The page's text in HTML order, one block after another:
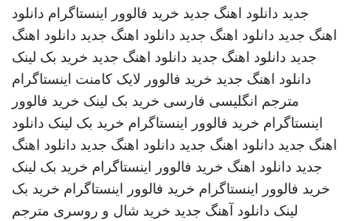
جدید دانلود اهنگ جدید خرید فالوور اینستاگرام دانلود
اهنگ جدید دانلود اهنگ جدید دانلود اهنگ جدید دانلود اهنگ
جدید دانلود اهنگ جدید دانلود اهنگ جدید خرید بک لینک
دانلود اهنگ جدید خرید فالوور لایک کامنت اینستاگرام
مترجم انگلیسی فارسی خرید بک لینک خرید فالوور
اینستاگرام خرید فالوور اینستاگرام خرید بک لینک دانلود
اهنگ جدید دانلود اهنگ جدید دانلود اهنگ جدید دانلود اهنگ
جدید دانلود اهنگ خرید فالوور اینستاگرام خرید بک لینک
خرید فالوور اینستاگرام خرید فالوور اینستاگرام خرید بک
لینک دانلود آهنگ جدید خرید شال و روسری مترجم